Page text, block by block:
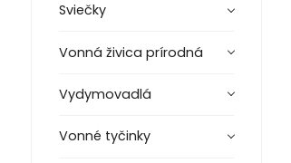
Sviečky
Vonná živica prírodná
Vydymovadlá
Vonné tyčinky